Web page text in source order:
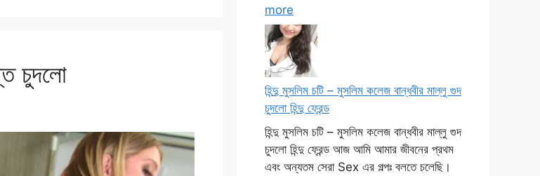
চুদলো
more
হিন্দু মুসলিম চটি – মুসলিম কলেজ বান্ধবীর মাল্লু গুদ
চুদলো হিন্দু ফ্রেন্ড
হিন্দু মুসলিম চটি – মুসলিম কলেজ বান্ধবীর মাল্লু গুদ
চুদলো হিন্দু ফ্রেন্ড আজ আমি আমার জীবনের প্রথম
এবং অন্যতম সেরা Sex এর গল্পঃ বলতে চলেছি।